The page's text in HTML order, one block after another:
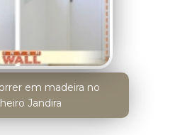
em madeira no
Jandira